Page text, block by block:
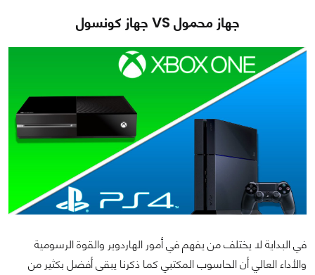
جهاز محمول VS جهاز كونسول
في البداية لا يختلف من يفهم في أمور الهاردوير والقوة الرسومية
والأداء العالي أن الحاسوب المكتبي كما ذكرنا يبقى أفضل بكثير من